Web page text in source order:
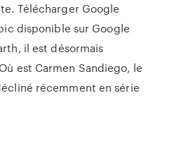
Télécharger Google
disponible sur Google
il est désormais
est Carmen Sandiego, le
récemment en série